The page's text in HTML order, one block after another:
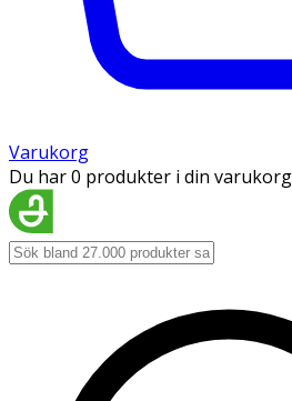
Varukorg
Du har 0 produkter i din